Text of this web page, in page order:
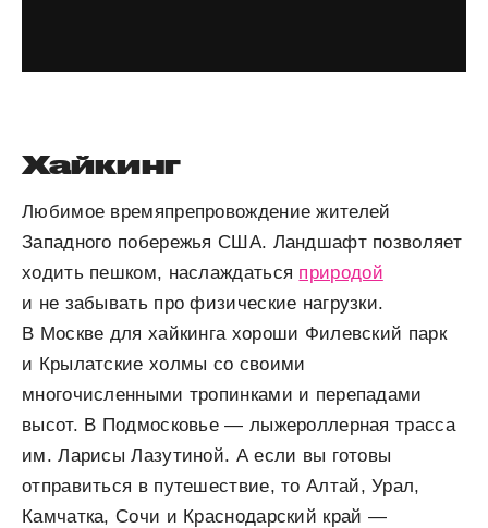
Хайкинг
Любимое времяпрепровождение жителей
Западного побережья США. Ландшафт позволяет
ходить пешком, наслаждаться природой
и не забывать про физические нагрузки.
В Москве для хайкинга хороши Филевский парк
и Крылатские холмы со своими
многочисленными тропинками и перепадами
высот. В Подмосковье — лыжероллерная трасса
им. Ларисы Лазутиной. А если вы готовы
отправиться в путешествие, то Алтай, Урал,
Камчатка, Сочи и Краснодарский край —